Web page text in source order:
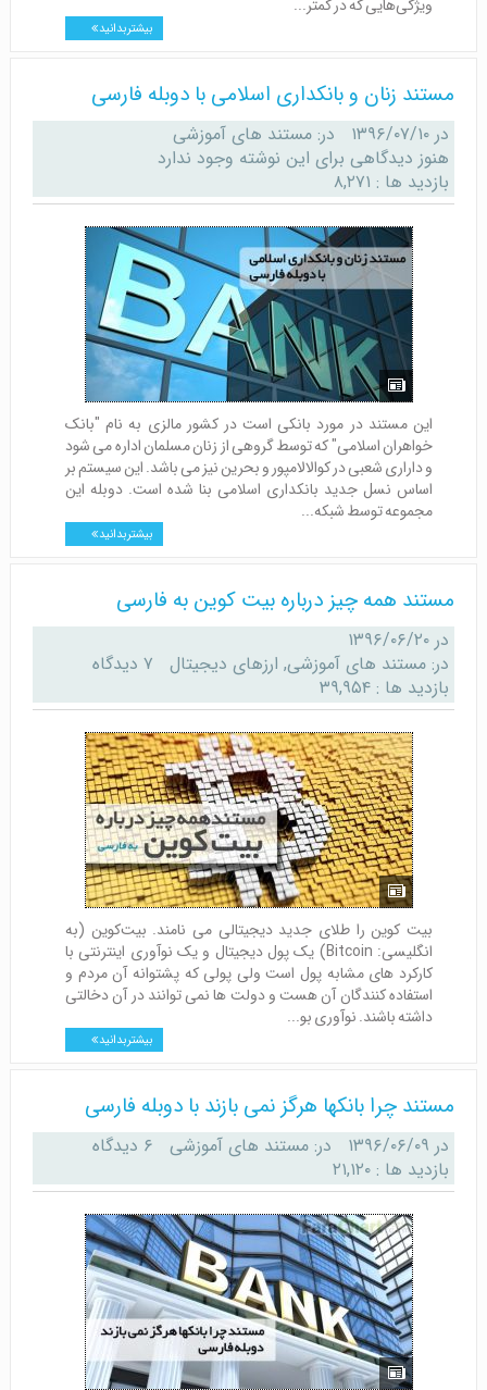
ویژگی‌هایی که در کمتر...
بیشتر بدانید
مستند زنان و بانکداری اسلامی با دوبله فارسی
در ۱۳۹۶/۰۷/۱۰ در: مستند های آموزشی
هنوز دیدگاهی برای این نوشته وجود ندارد
بازدید ها : ۸,۲۷۱
این مستند در مورد بانکی است در کشور مالزی به نام "بانک
خواهران اسلامی" که توسط گروهی از زنان مسلمان اداره می شود
و داراری شعبی در کوالالامپور و بحرین نیز می باشد. این سیستم بر
اساس نسل جدید بانکداری اسلامی بنا شده است. دوبله این
مجموعه توسط شبکه...
بیشتر بدانید
مستند همه چیز درباره بیت کوین به فارسی
در ۱۳۹۶/۰۶/۲۰
در: مستند های آموزشی, ارزهای دیجیتال
۷ دیدگاه
بازدید ها : ۳۹,۹۵۴
بیت کوین را طلای جدید دیجیتالی می نامند. بیت‌کوین (به
انگلیسی: Bitcoin) یک پول دیجیتال و یک نوآوری اینترنتی با
کارکرد های مشابه پول است ولی پولی که پشتوانه آن مردم و
استفاده کنندگان آن هست و دولت ها نمی توانند در آن دخالتی
داشته باشند. نوآوری بو...
بیشتر بدانید
مستند چرا بانکها هرگز نمی بازند با دوبله فارسی
در ۱۳۹۶/۰۶/۰۹ در: مستند های آموزشی
۶ دیدگاه
بازدید ها : ۲۱,۱۲۰